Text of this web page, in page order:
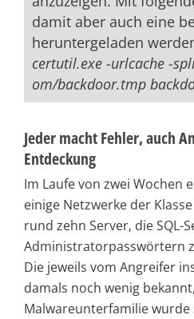
damit aber auch eine
heruntergeladen
certutil.exe -urlcache -
om/backdoor.tmp
Jeder macht Fehler, auch
Entdeckung
Im Laufe von zwei Wochen
einige Netzwerke der
rund zehn Server, die SQL-
Administratorpasswörtern
Die jeweils vom Angreifer
damals noch wenig
Malwareunterfamilie